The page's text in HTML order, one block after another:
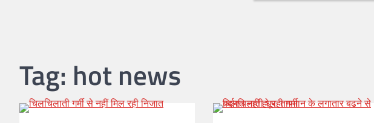
Tag: hot news